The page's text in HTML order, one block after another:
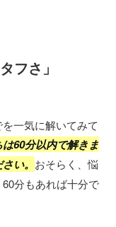
フさ」
一気に解いてみて
60分以内で解きま
い。 おそらく、悩
分もあれば十分で